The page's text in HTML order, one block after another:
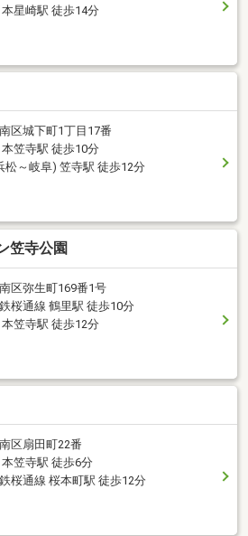
星崎駅 徒歩14分
区城下町1丁目17番
笠寺駅 徒歩10分
松～岐阜) 笠寺駅 徒歩12分
笠寺公園
区弥生町169番1号
桜通線 鶴里駅 徒歩10分
笠寺駅 徒歩12分
区扇田町22番
笠寺駅 徒歩6分
桜通線 桜本町駅 徒歩12分